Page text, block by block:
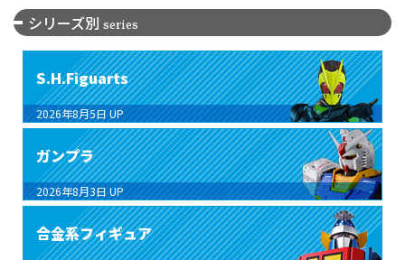
シリーズ別 series
S.H.Figuarts
2026年8月5日 UP
ガンプラ
2026年8月3日 UP
合金系フィギュア